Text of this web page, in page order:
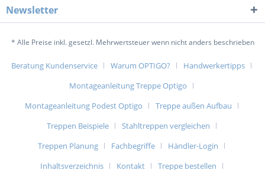
Newsletter
* Alle Preise inkl. gesetzl. Mehrwertsteuer wenn nicht anders beschrieben
Beratung Kundenservice Warum OPTIGO?
Handwerkertipps
Montageanleitung Treppe Optigo
Montageanleitung Podest Optigo
Treppe außen Aufbau
Treppen Beispiele
Stahltreppen vergleichen
Treppen Planung
Fachbegriffe
Händler-Login
Inhaltsverzeichnis
Kontakt Treppe bestellen